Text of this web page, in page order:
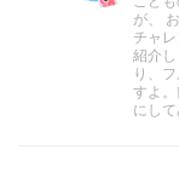
が、
チャ
紹介
り、
すよ
にして